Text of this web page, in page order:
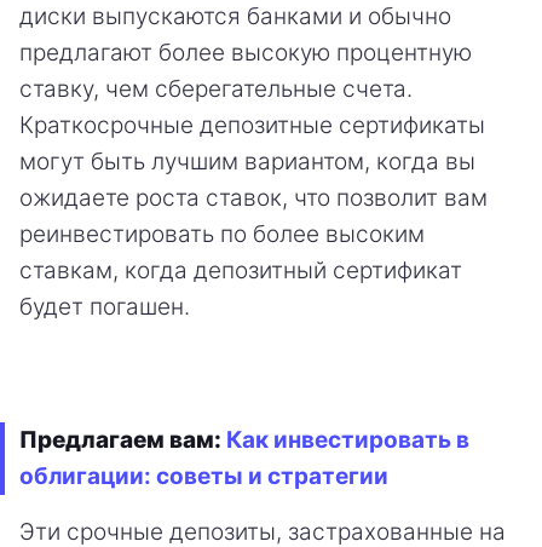
диски выпускаются банками и обычно
предлагают более высокую процентную
ставку, чем сберегательные счета.
Краткосрочные депозитные сертификаты
могут быть лучшим вариантом, когда вы
ожидаете роста ставок, что позволит вам
реинвестировать по более высоким
ставкам, когда депозитный сертификат
будет погашен.
Предлагаем вам: Как инвестировать в
облигации: советы и стратегии
Эти срочные депозиты, застрахованные на